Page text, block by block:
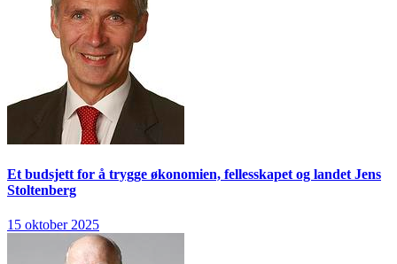
Et budsjett for å trygge økonomien, fellesskapet og landet Jens
Stoltenberg
15 oktober 2025